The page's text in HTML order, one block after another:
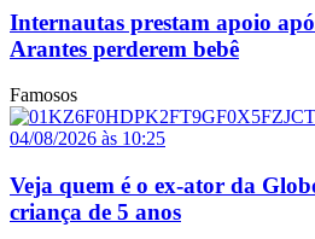
Internautas prestam apoio
Arantes perderem bebê
Famosos
04/08/2026 às 10:25
Veja quem é o ex-ator da
criança de 5 anos